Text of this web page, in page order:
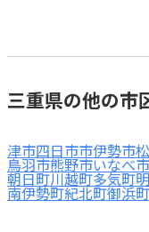
三重県の他の市
津市四日市市伊勢市
鳥羽市熊野市いなべ市
朝日町川越町多気町
南伊勢町紀北町御浜町